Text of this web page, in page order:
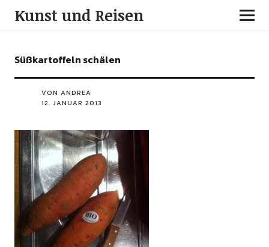
Kunst und Reisen
Süßkartoffeln schälen
VON ANDREA
12. JANUAR 2013